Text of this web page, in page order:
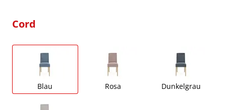
Cord
Blau Rosa Dunkelgrau